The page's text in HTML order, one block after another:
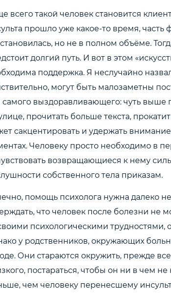
всего такой человек становится
прошло уже какое-то время, часть
но не в полном объёме.
долгий путь. И вот в этом
поддержка. Я неслучайно
могут быть малозаметны
самого выздоравливающего: чуть выше
прочитать больше текста,
сакцентировать и удержать
Человеку просто необходимо в
возвращающиеся к нему
собственного тела приказам.
помощь психолога нужна далеко
что человек после болезни не
психологическими трудностями,
у родственников, окружающих
Они стараются окружить, прежде
постараться, чтобы он ни в чем
чем человеку перенесшему